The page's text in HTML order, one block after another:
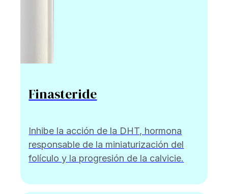
Finasteride
Inhibe la acción de la DHT, hormona
responsable de la miniaturización del
folículo y la progresión de la calvicie.